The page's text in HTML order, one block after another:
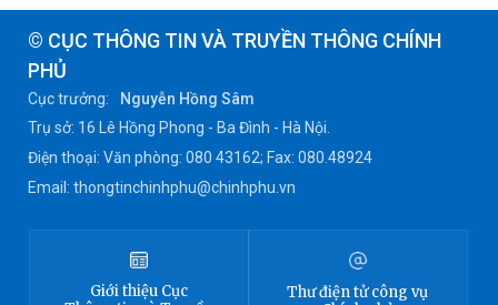
© CỤC THÔNG TIN VÀ TRUYỀN THÔNG CHÍNH
PHỦ
Cục trưởng:
Nguyễn Hồng Sâm
Trụ sở: 16 Lê Hồng Phong - Ba Đình - Hà Nội.
Điện thoại: Văn phòng: 080 43162; Fax: 080.48924
Email: thongtinchinhphu@chinhphu.vn
Giới thiệu Cục
Thư điện tử công vụ